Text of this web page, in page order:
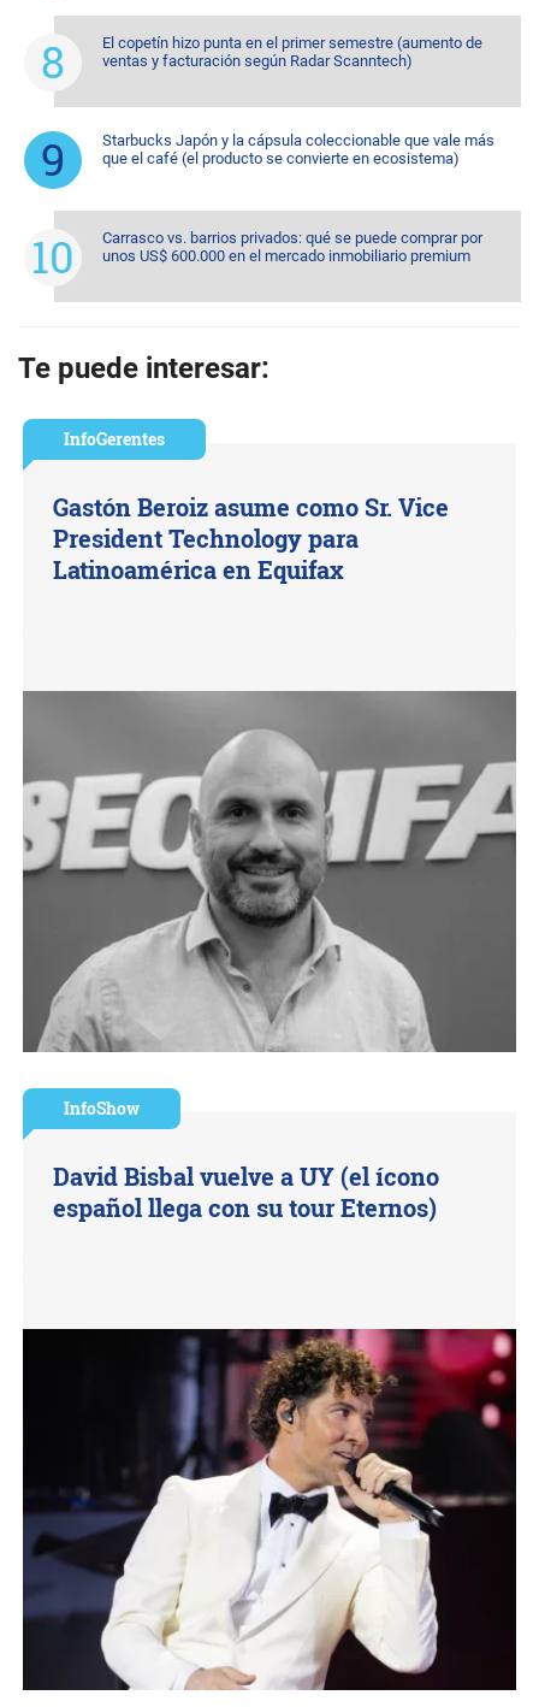
El copetín hizo punta en el primer semestre (aumento de
ventas y facturación según Radar Scanntech)
Starbucks Japón y la cápsula coleccionable que vale más
que el café (el producto se convierte en ecosistema)
Carrasco vs. barrios privados: qué se puede comprar por
unos US$ 600.000 en el mercado inmobiliario premium
Te puede interesar:
InfoGerentes
Gastón Beroiz asume como Sr. Vice
President Technology para
Latinoamérica en Equifax
InfoShow
David Bisbal vuelve a UY (el ícono
español llega con su tour Eternos)